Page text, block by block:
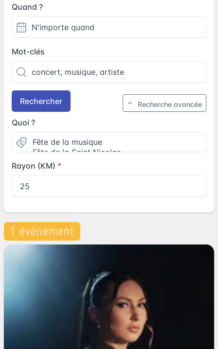
Quand ?
Mot-clés
Rechercher Recherche avancée
Quoi ?
Rayon (KM)
1 événement